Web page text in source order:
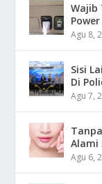
Wajib
Agu 8,
Sisi
Di
Agu 7,
Alami
Agu 6,